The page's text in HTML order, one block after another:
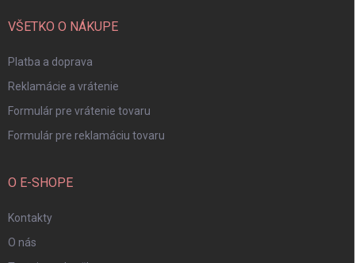
VŠETKO O NÁKUPE
Platba a doprava
Reklamácie a vrátenie
Formulár pre vrátenie tovaru
Formulár pre reklamáciu tovaru
O E-SHOPE
Kontakty
O nás